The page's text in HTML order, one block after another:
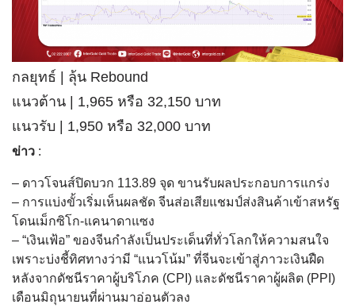
กลยุทธ์ | ลุ้น Rebound
แนวต้าน | 1,965 หรือ 32,150 บาท
แนวรับ | 1,950 หรือ 32,000 บาท
ข่าว :
– ดาวโจนส์ปิดบวก 113.89 จุด ขานรับผลประกอบการแกร่ง
– การแบ่งขั้วเริ่มเห็นผลชัด จีนส่อเสียแชมป์ส่งสินค้าเข้าสหรัฐ
โดนเม็กซิโก-แคนาดาแซง
– “เงินเฟ้อ” ของจีนกำลังเป็นประเด็นที่ทั่วโลกให้ความสนใจ
เพราะบ่งชี้ทิศทางว่ามี “แนวโน้ม” ที่จีนจะเข้าสู่ภาวะเงินฝืด
หลังจากดัชนีราคาผู้บริโภค (CPI) และดัชนีราคาผู้ผลิต (PPI)
เดือนมิถุนายนที่ผ่านมาอ่อนตัวลง